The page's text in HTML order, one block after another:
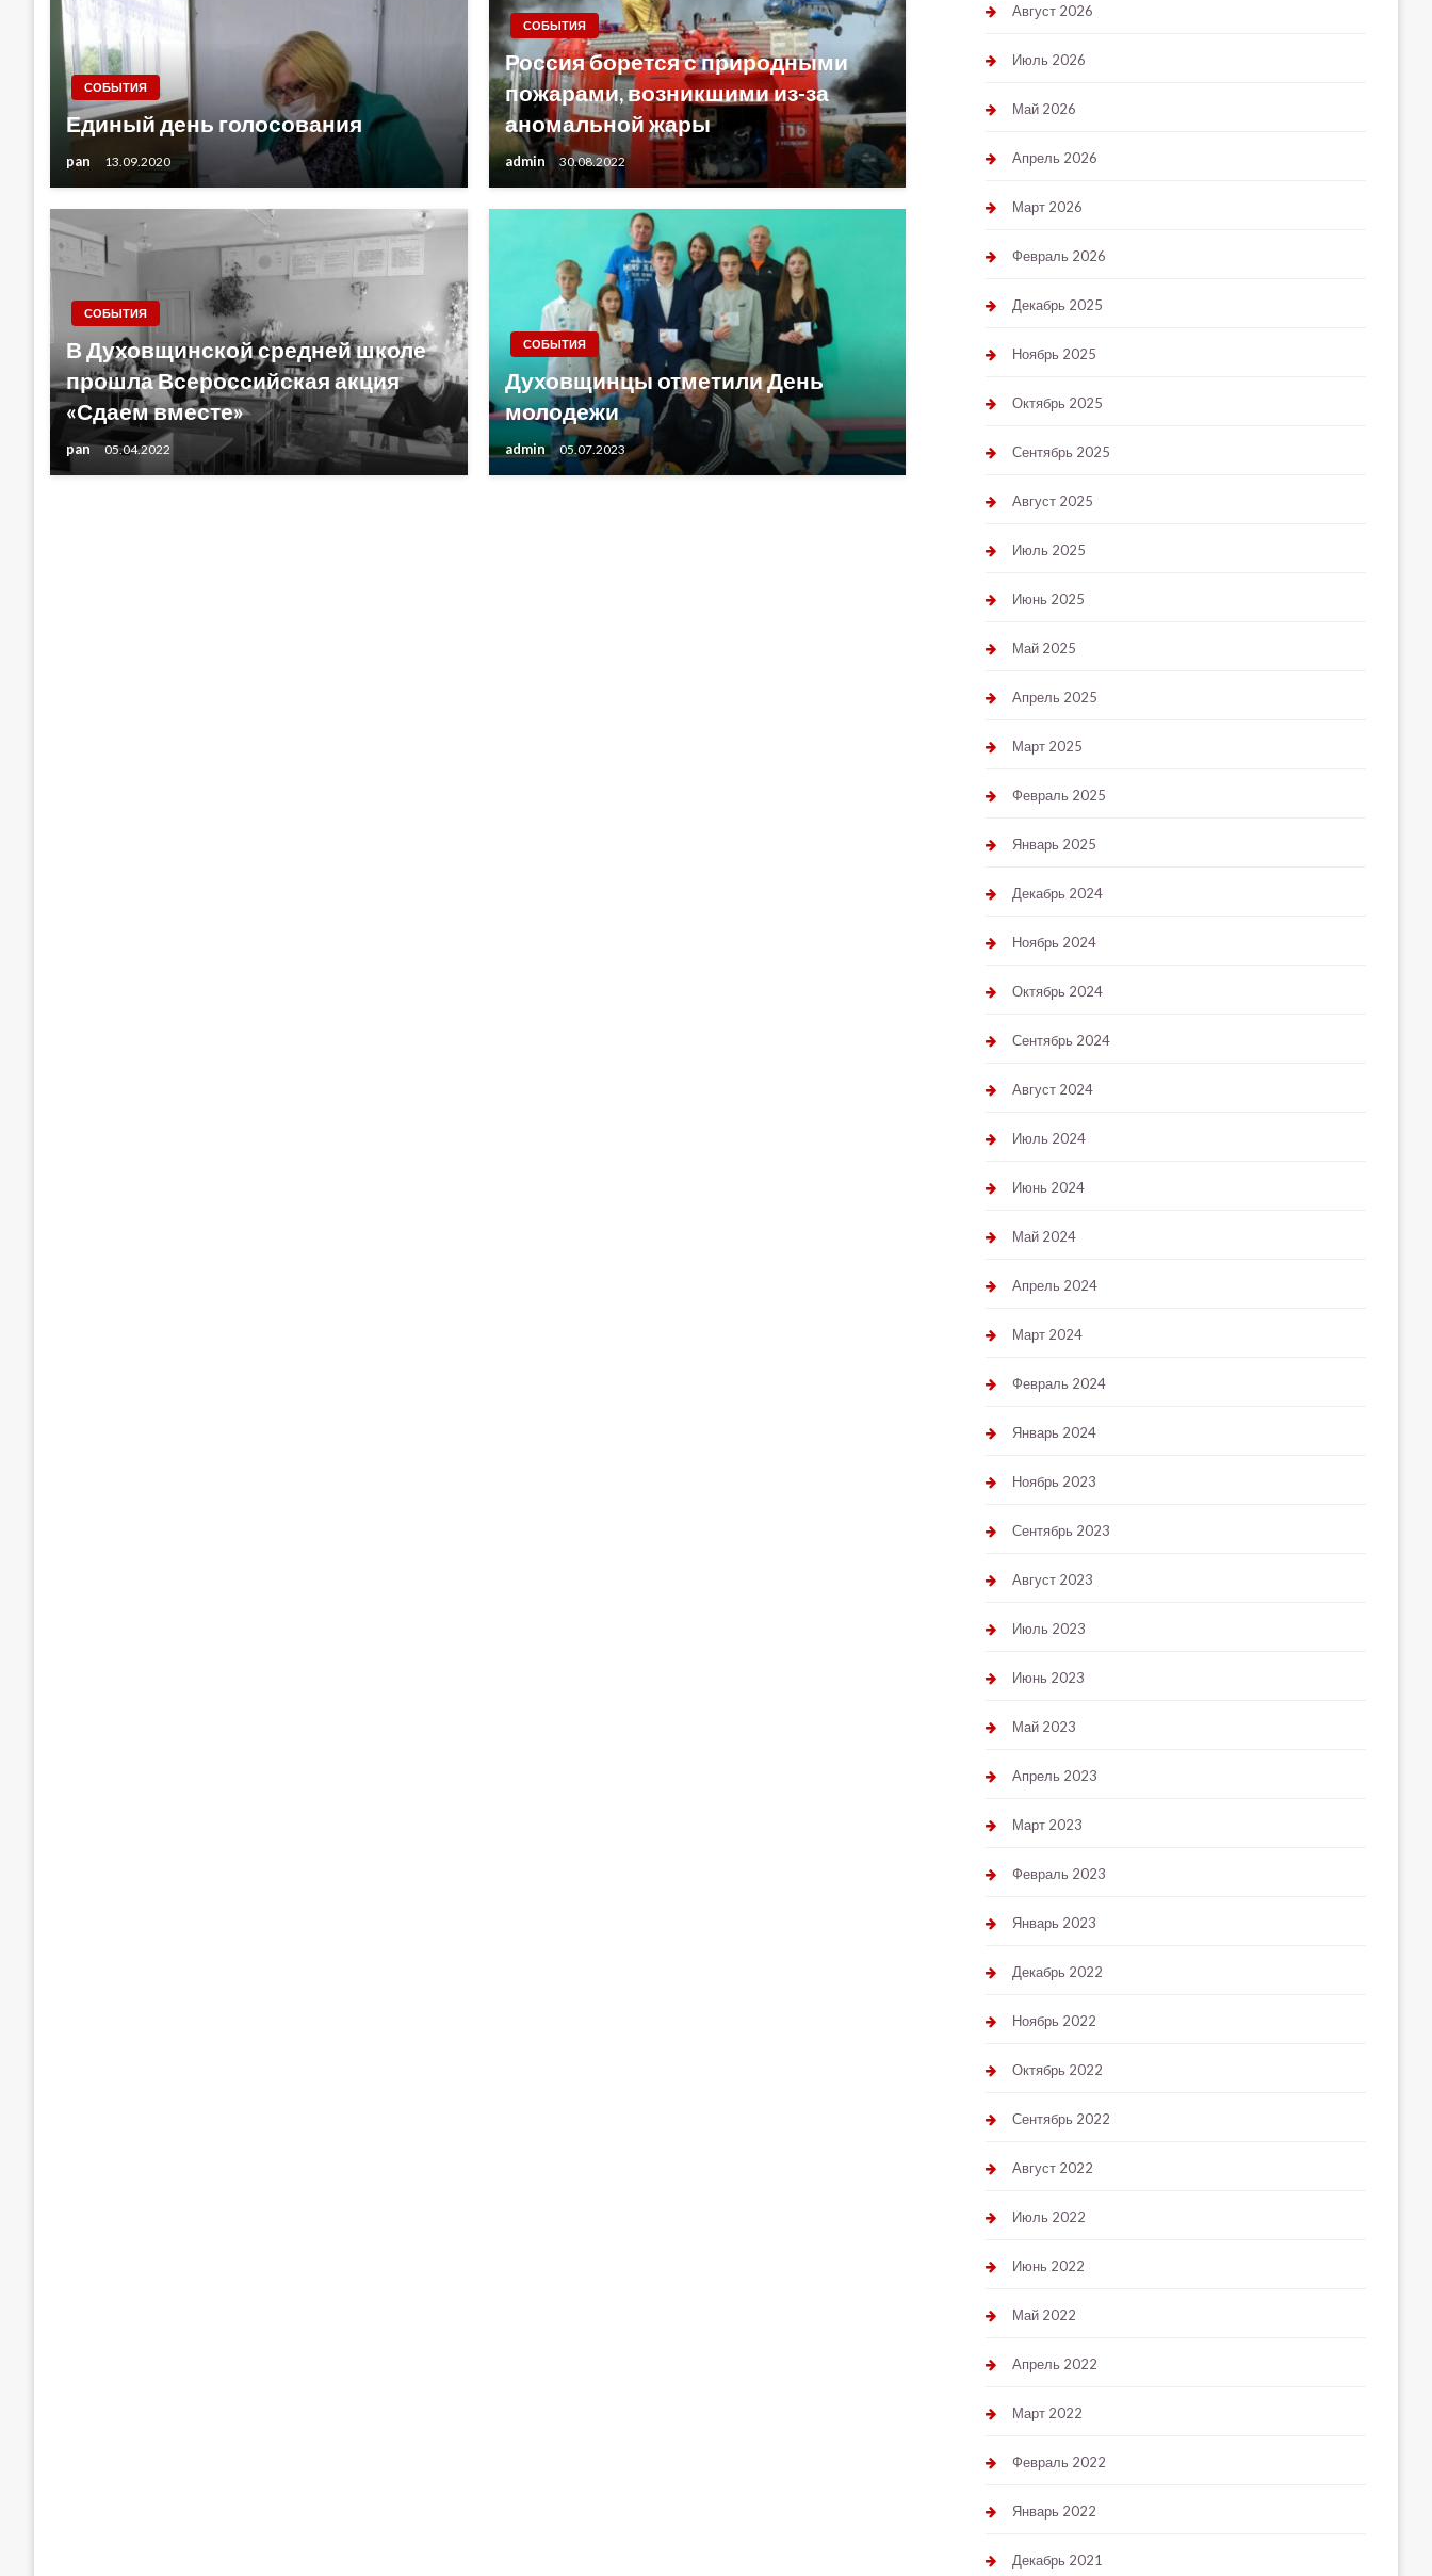
СОБЫТИЯ
Единый день голосования
pan 13.09.2020
СОБЫТИЯ
Россия борется с природными
пожарами, возникшими из-за
аномальной жары
admin 30.08.2022
СОБЫТИЯ
В Духовщинской средней школе
прошла Всероссийская акция
«Сдаем вместе»
pan 05.04.2022
СОБЫТИЯ
Духовщинцы отметили День
молодежи
admin 05.07.2023
Август 2026
Июль 2026
Май 2026
Апрель 2026
Март 2026
Февраль 2026
Декабрь 2025
Ноябрь 2025
Октябрь 2025
Сентябрь 2025
Август 2025
Июль 2025
Июнь 2025
Май 2025
Апрель 2025
Март 2025
Февраль 2025
Январь 2025
Декабрь 2024
Ноябрь 2024
Октябрь 2024
Сентябрь 2024
Август 2024
Июль 2024
Июнь 2024
Май 2024
Апрель 2024
Март 2024
Февраль 2024
Январь 2024
Ноябрь 2023
Сентябрь 2023
Август 2023
Июль 2023
Июнь 2023
Май 2023
Апрель 2023
Март 2023
Февраль 2023
Январь 2023
Декабрь 2022
Ноябрь 2022
Октябрь 2022
Сентябрь 2022
Август 2022
Июль 2022
Июнь 2022
Май 2022
Апрель 2022
Март 2022
Февраль 2022
Январь 2022
Декабрь 2021